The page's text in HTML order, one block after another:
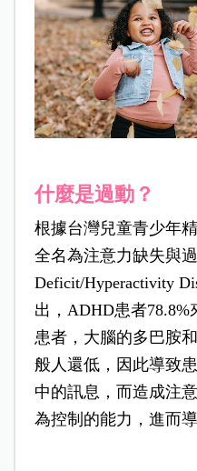
什麼是過動？
根據台灣兒童青少年
全名為注意力缺失與
Deficit/Hyperactivity
出，ADHD患者
患者，大腦的多巴胺
般人還低，因此導致
中的訊息，而造成注
為控制的能力，進而